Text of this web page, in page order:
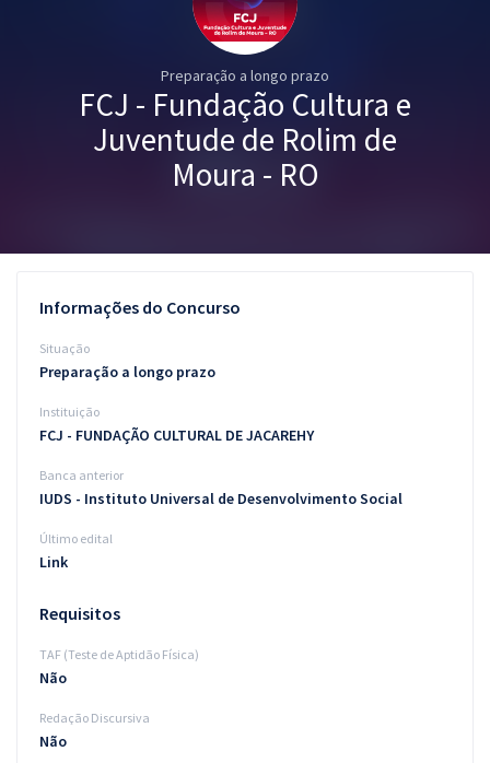
Graduação
Blog
Aprovados
Atendimento
Preparação a longo prazo
FCJ - Fundação Cultura e
Juventude de Rolim de
Moura - RO
Informações do Concurso
Situação
Preparação a longo prazo
Instituição
FCJ - FUNDAÇÃO CULTURAL DE JACAREHY
Banca anterior
IUDS - Instituto Universal de Desenvolvimento Social
Último edital
Link
Requisitos
TAF (Teste de Aptidão Física)
Não
Redação Discursiva
Não